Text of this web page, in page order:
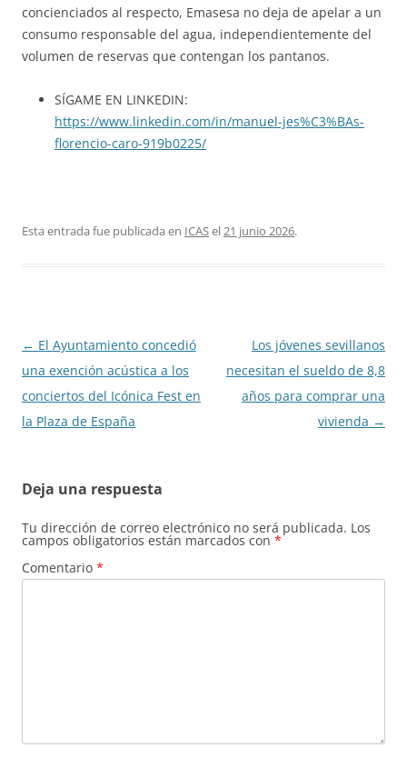
concienciados al respecto, Emasesa no deja de apelar a un
consumo responsable del agua, independientemente del
volumen de reservas que contengan los pantanos.
SÍGAME EN LINKEDIN:
https://www.linkedin.com/in/manuel-jes%C3%BAs-
florencio-caro-919b0225/
Esta entrada fue publicada en ICASel21 junio 2026.
Navegación
de
entradas
← El Ayuntamiento concedió
una exención acústica a los
conciertos del Icónica Fest en
la Plaza de España
Los jóvenes sevillanos
necesitan el sueldo de 8,8
años para comprar una
vivienda →
Deja una respuesta
Tu dirección de correo electrónico no será publicada. Los
campos obligatorios están marcados con *
Comentario *